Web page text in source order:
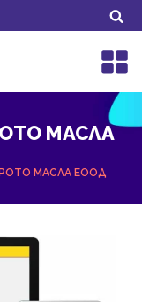
МАСЛА
МАСЛА ЕООД